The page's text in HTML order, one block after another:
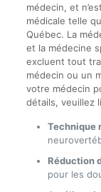
médecin, et
médicale telle
Québec. La
et la médecine
excluent tout
médecin ou un
votre médecin
détails, veuillez
Technique
Réduction
pour les